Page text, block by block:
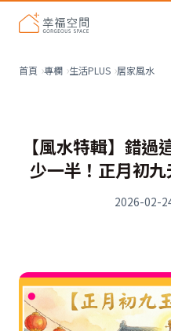
首頁 專欄 生活PLUS 居家風水
【風水特輯】錯
少一半！正月初
2026-02-